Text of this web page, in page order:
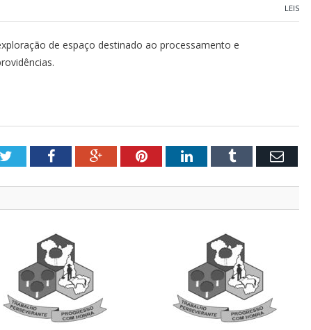
LEIS
de espaço destinado ao processamento e
TwitterFacebookGoogle+PinterestLinkedInTumblr Email